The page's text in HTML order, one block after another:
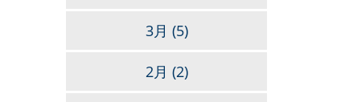
3月 (5)
2月 (2)